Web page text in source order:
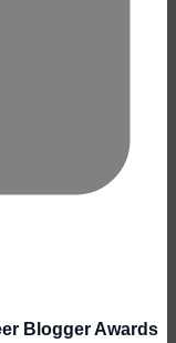
Blogger Awards